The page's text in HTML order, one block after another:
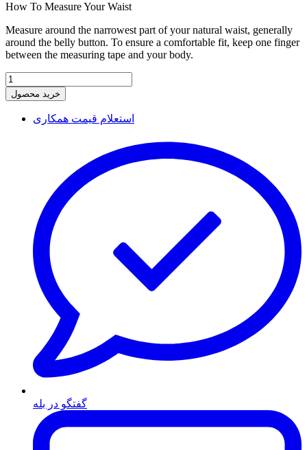
How To Measure Your Waist
Measure around the narrowest part of your natural waist, generally
around the belly button. To ensure a comfortable fit, keep one finger
between the measuring tape and your body.
خرید محصول
استعلام قیمت همکاری
گفتگو در بله